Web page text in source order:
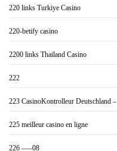
220 links Turkiye Casino
220-betify casino
2200 links Thailand Casino
222
223 CasinoKontrolleur Deutschland –
225 meilleur casino en ligne
226 —–08